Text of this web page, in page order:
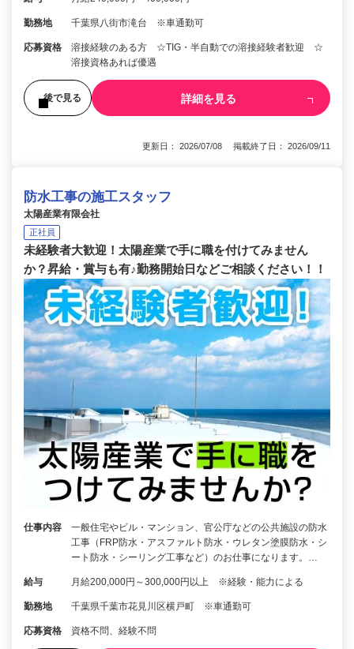
勤務地 千葉県八街市滝台 ※車通勤可
応募資格
溶接経験のある方 ☆TIG・半自動での溶接経験者歓迎 ☆
溶接資格あれば優遇
後で見る 詳細を見る
更新日： 2026/07/08 掲載終了日： 2026/09/11
防水工事の施工スタッフ
太陽産業有限会社
正社員
未経験者大歓迎！太陽産業で手に職を付けてみません
か？昇給・賞与も有♪勤務開始日などご相談ください！！
仕事内容
一般住宅やビル・マンション、官公庁などの公共施設の防水
工事（FRP防水・アスファルト防水・ウレタン塗膜防水・シ
ート防水・シーリング工事など）のお仕事になります。…
給与 月給200,000円～300,000円以上 ※経験・能力による
勤務地 千葉県千葉市花見川区横戸町 ※車通勤可
応募資格 資格不問、経験不問